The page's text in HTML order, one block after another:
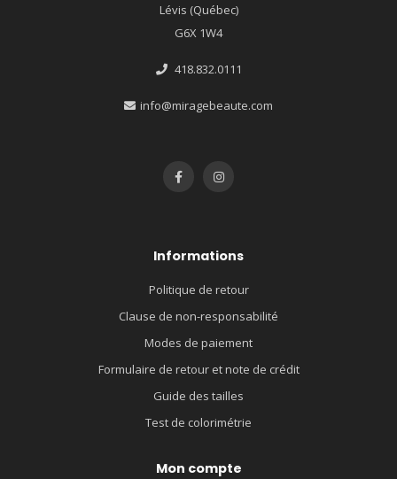
Lévis (Québec)
G6X 1W4
418.832.0111
info@miragebeaute.com
Informations
Politique de retour
Clause de non-responsabilité
Modes de paiement
Formulaire de retour et note de crédit
Guide des tailles
Test de colorimétrie
Mon compte